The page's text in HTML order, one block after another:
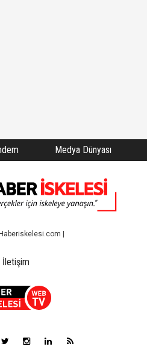
Medya Dünyası
|
İletişim